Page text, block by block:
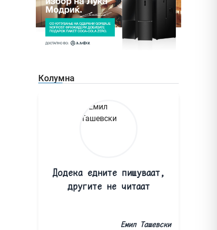
Колумна
Додека едните пишуваат,
другите не читаат
Емил Ташевски